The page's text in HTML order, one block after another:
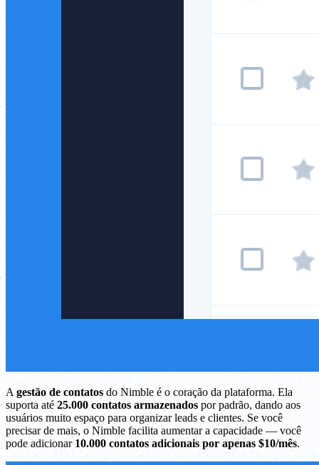
Agestão de contatos do Nimble é o coração da plataforma. Ela
suporta até 25.000 contatos armazenados por padrão, dando aos
usuários muito espaço para organizar leads e clientes. Se você
precisar de mais, o Nimble facilita aumentar a capacidade — você
pode adicionar 10.000 contatos adicionais por apenas $10/mês.